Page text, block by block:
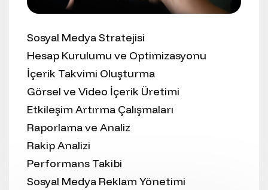
Sosyal Medya Stratejisi
Hesap Kurulumu ve Optimizasyonu
İçerik Takvimi Oluşturma
Görsel ve Video İçerik Üretimi
Etkileşim Artırma Çalışmaları
Raporlama ve Analiz
Rakip Analizi
Performans Takibi
Sosyal Medya Reklam Yönetimi